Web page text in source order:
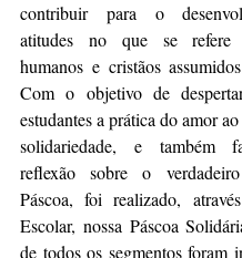
contribuir para o
atitudes no que se refere
humanos e cristãos
Com o objetivo de
estudantes a prática do amor
solidariedade, e também
reflexão sobre o
Páscoa, foi realizado,
Escolar, nossa Páscoa
de todos os segmentos foram